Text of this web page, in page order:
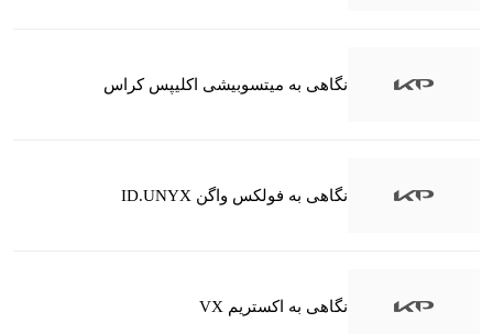
نگاهی به میتسوبیشی اکلیپس کراس
نگاهی به فولکس واگن ID.UNYX
نگاهی به اکستریم VX